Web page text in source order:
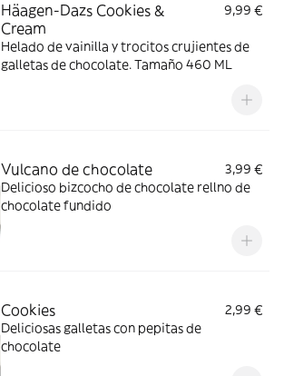
Häagen-Dazs Cookies &
Cream
9,99 €
Helado de vainilla y trocitos crujientes de
galletas de chocolate. Tamaño 460 ML
Vulcano de chocolate
3,99 €
Delicioso bizcocho de chocolate rellno de
chocolate fundido
Cookies
2,99 €
Deliciosas galletas con pepitas de
chocolate